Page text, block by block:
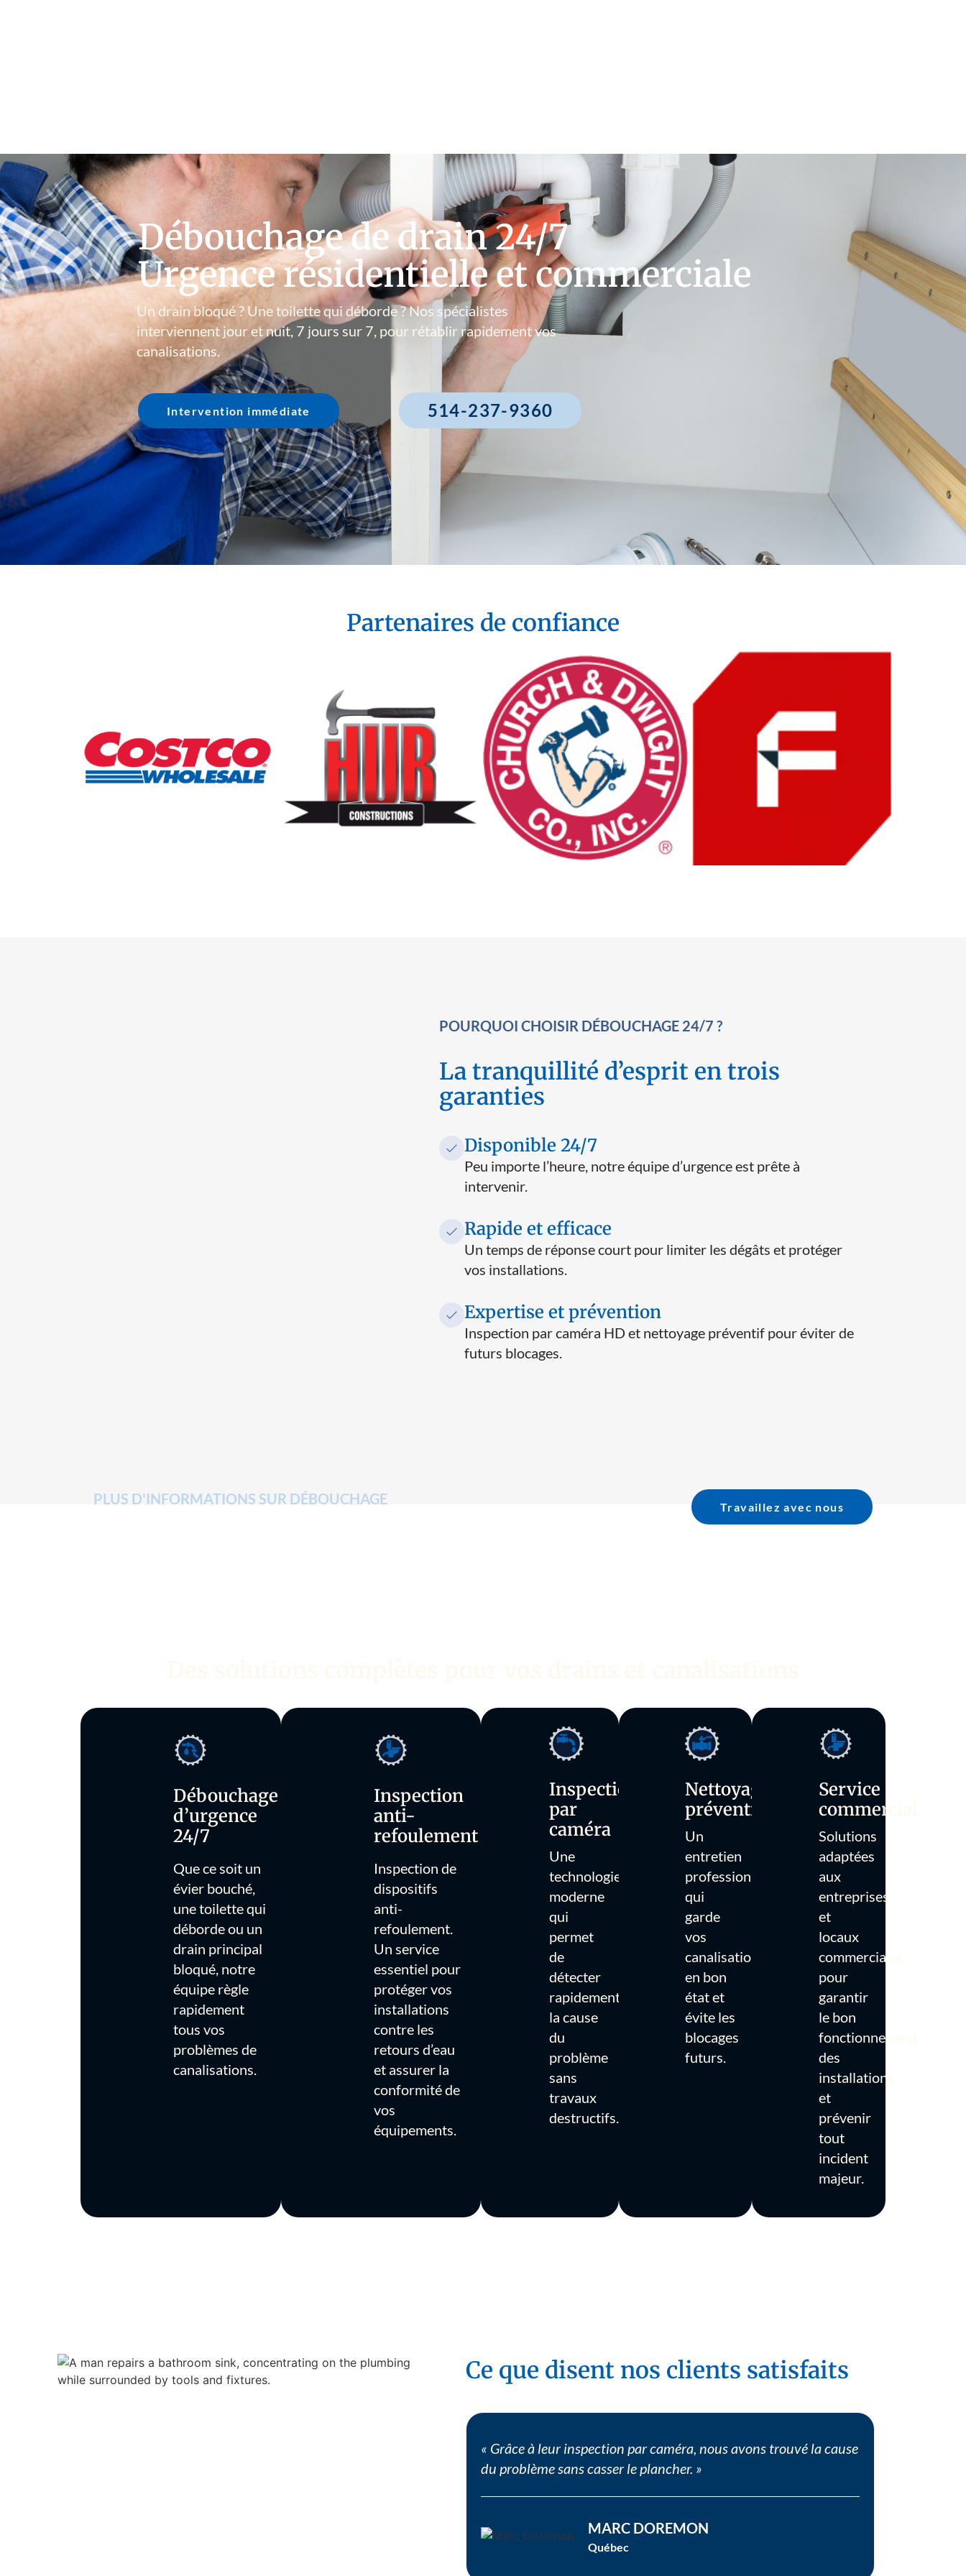
Débouchage de drain 24/7
Urgence résidentielle et commerciale
Un drain bloqué ? Une toilette qui déborde ? Nos spécialistes
interviennent jour et nuit, 7 jours sur 7, pour rétablir rapidement vos
canalisations.
Intervention immédiate 514-237-9360
Partenaires de confiance
POURQUOI CHOISIR DÉBOUCHAGE 24/7 ?
La tranquillité d’esprit en trois
garanties
Disponible 24/7
Peu importe l’heure, notre équipe d’urgence est prête à
intervenir.
Rapide et efficace
Un temps de réponse court pour limiter les dégâts et protéger
vos installations.
Expertise et prévention
Inspection par caméra HD et nettoyage préventif pour éviter de
futurs blocages.
PLUS D'INFORMATIONS SUR DÉBOUCHAGE Travaillez avec nous
Débouchage
d’urgence
24/7
Que ce soit un
évier bouché,
une toilette qui
déborde ou un
drain principal
bloqué, notre
équipe règle
rapidement
tous vos
problèmes de
canalisations.
Inspection
anti-
refoulement
Inspection de
dispositifs
anti-
refoulement.
Un service
essentiel pour
protéger vos
installations
contre les
retours d’eau
et assurer la
conformité de
vos
équipements.
Inspection
par
caméra
Une
technologie
moderne
qui
permet
de
détecter
rapidement
la cause
du
problème
sans
travaux
destructifs.
Nettoyage
préventif
Un
entretien
professionnel
qui
garde
vos
canalisations
en bon
état et
évite les
blocages
futurs.
Service
commercial
Solutions
adaptées
aux
entreprises
et
locaux
commerciaux
pour
garantir
le bon
fonctionnement
des
installations
et
prévenir
tout
incident
majeur.
Ce que disent nos clients satisfaits
« Grâce à leur inspection par caméra, nous avons trouvé la cause
du problème sans casser le plancher. »
MARC DOREMON
Québec